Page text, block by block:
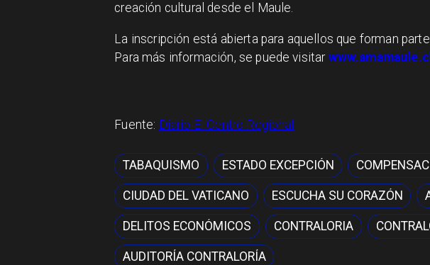
creación cultural desde el Maule.
La inscripción está abierta para aquellos que forman
Para más información, se puede visitar www.amamaule.cl
Fuente: Diario El Centro Regional
TABAQUISMO ESTADO EXCEPCIÓN
CIUDAD DEL VATICANO ESCUCHA SU CORAZÓN
DELITOS ECONÓMICOS CONTRALORIA
AUDITORÍA CONTRALORÍA